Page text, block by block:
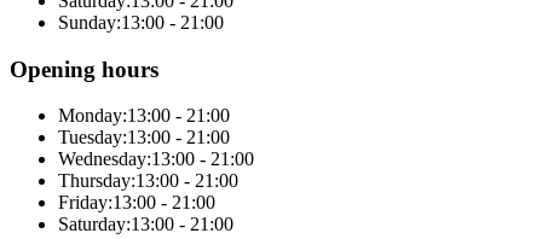
Sunday:13:00 - 21:00
Opening hours
Monday:13:00 - 21:00
Tuesday:13:00 - 21:00
Wednesday:13:00 - 21:00
Thursday:13:00 - 21:00
Friday:13:00 - 21:00
Saturday:13:00 - 21:00